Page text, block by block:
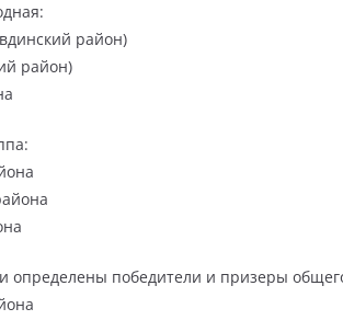
район)
район)
определены победители и призеры